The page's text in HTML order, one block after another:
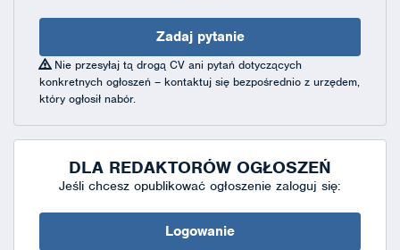
Zadaj pytanie
Nie przesyłaj tą drogą CV ani pytań dotyczących
konkretnych ogłoszeń – kontaktuj się bezpośrednio z urzędem,
który ogłosił nabór.
DLA REDAKTORÓW OGŁOSZEŃ
Jeśli chcesz opublikować ogłoszenie zaloguj się:
Logowanie